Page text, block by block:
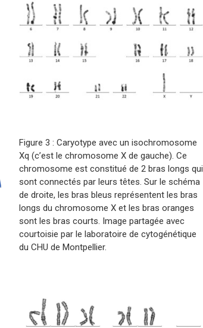
Figure 3 : Caryotype avec un isochromosome
Xq (c’est le chromosome X de gauche). Ce
chromosome est constitué de 2 bras longs qui
sont connectés par leurs têtes. Sur le schéma
de droite, les bras bleus représentent les bras
longs du chromosome X et les bras oranges
sont les bras courts. Image partagée avec
courtoisie par le laboratoire de cytogénétique
du CHU de Montpellier.